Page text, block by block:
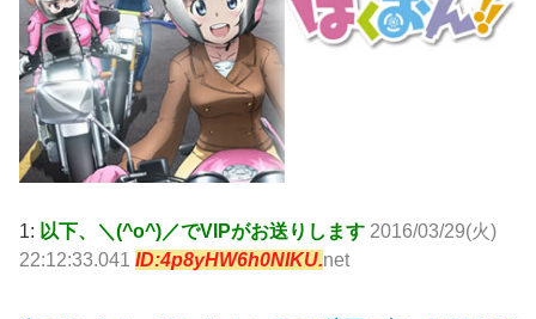
1: 以下、＼(^o^)／でVIPがお送りします 2016/03/29(火)
22:12:33.041 ID:4p8yHW6h0NIKU.net